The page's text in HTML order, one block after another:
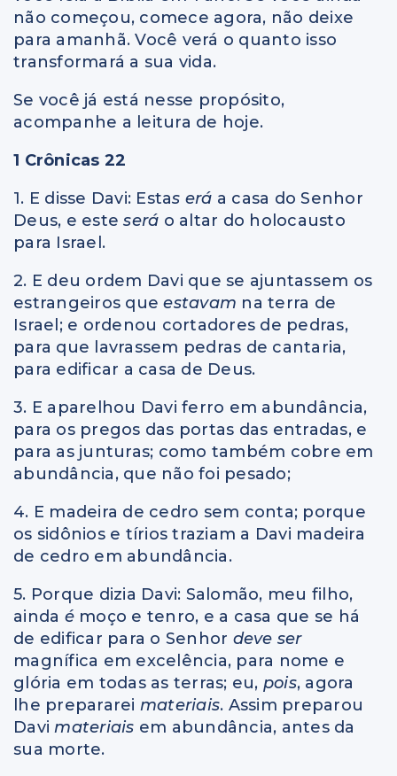
não começou, comece agora, não deixe
para amanhã. Você verá o quanto isso
transformará a sua vida.
Se você já está nesse propósito,
acompanhe a leitura de hoje.
1 Crônicas 22
1. E disse Davi: Estas erá a casa do Senhor
Deus, e esteserá o altar do holocausto
para Israel.
2. E deu ordem Davi que se ajuntassem os
estrangeiros queestavam na terra de
Israel; e ordenou cortadores de pedras,
para que lavrassem pedras de cantaria,
para edificar a casa de Deus.
3. E aparelhou Davi ferro em abundância,
para os pregos das portas das entradas, e
para as junturas; como também cobre em
abundância, que não foi pesado;
4. E madeira de cedro sem conta; porque
os sidônios e tírios traziam a Davi madeira
de cedro em abundância.
5. Porque dizia Davi: Salomão, meu filho,
ainda é moço e tenro, e a casa que se há
de edificar para o Senhor deve ser
magnífica em excelência, para nome e
glória em todas as terras; eu, pois, agora
lhe prepararei materiais. Assim preparou
Davimateriais em abundância, antes da
sua morte.